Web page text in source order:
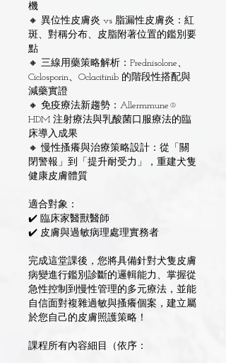
機
🔸 異位性皮膚炎 vs 脂漏性皮膚炎：紅
斑、對稱分布、皮脂附著位置的鑑別要
點
🔸 三線用藥策略解析：Prednisolone、
Ciclosporin、Oclacitinib 的階段性搭配與
減藥實證
🔸 免疫療法新趨勢：Allermmune®
HDM 注射療法與乳酸菌口服療法的臨
床導入成果
🔸 慢性搔癢與治療策略設計：從「關
閉警報」到「提升耐受力」，重建犬隻
健康皮膚體質
適合對象：
✔️ 臨床家醫獸醫師
✔️ 皮膚與過敏病理處理實務者
完成這堂課後，您將具備針對犬隻皮膚
病變進行鑑別診斷的邏輯能力、掌握從
急性控制到慢性管理的多元療法，並能
自信面對複雜過敏與搔癢個案，建立屬
於您自己的皮膚照護策略！
課程所有內容細目（依序：